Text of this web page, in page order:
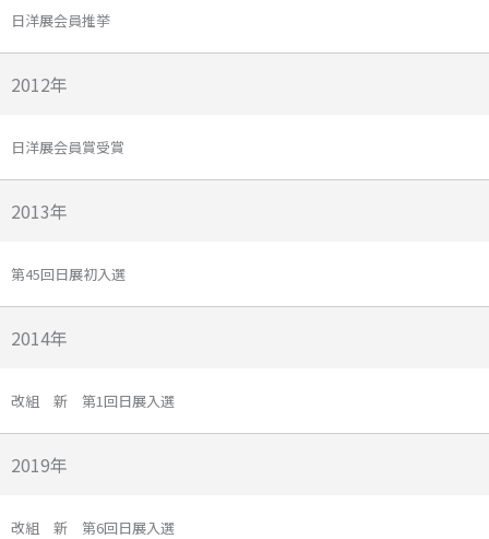
日洋展会員推挙
2012年
日洋展会員賞受賞
2013年
第45回日展初入選
2014年
改組 新 第1回日展入選
2019年
改組 新 第6回日展入選